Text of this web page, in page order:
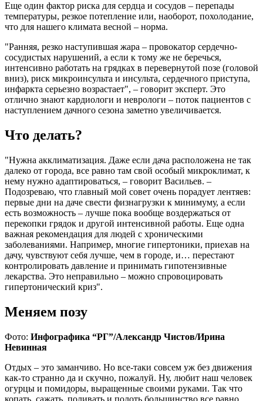
Еще один фактор риска для сердца и сосудов – перепады
температуры, резкое потепление или, наоборот, похолодание,
что для нашего климата весной – норма.
"Ранняя, резко наступившая жара – провокатор сердечно-
сосудистых нарушений, а если к тому же не беречься,
интенсивно работать на грядках в перевернутой позе (головой
вниз), риск микроинсульта и инсульта, сердечного приступа,
инфаркта серьезно возрастает", – говорит эксперт. Это
отлично знают кардиологи и неврологи – поток пациентов с
наступлением дачного сезона заметно увеличивается.
Что делать?
"Нужна акклиматизация. Даже если дача расположена не так
далеко от города, все равно там свой особый микроклимат, к
нему нужно адаптироваться, – говорит Васильев. –
Подозреваю, что главный мой совет очень порадует лентяев:
первые дни на даче свести физнагрузки к минимуму, а если
есть возможность – лучше пока вообще воздержаться от
перекопки грядок и другой интенсивной работы. Еще одна
важная рекомендация для людей с хроническими
заболеваниями. Например, многие гипертоники, приехав на
дачу, чувствуют себя лучше, чем в городе, и… перестают
контролировать давление и принимать гипотензивные
лекарства. Это неправильно – можно спровоцировать
гипертонический криз".
Меняем позу
Фото: Инфографика “РГ”/Александр Чистов/Ирина
Невинная
Отдых – это заманчиво. Но все-таки совсем уж без движения
как-то странно да и скучно, пожалуй. Ну, любит наш человек
огурцы и помидоры, выращенные своими руками. Так что
копать, сажать, поливать и полоть большинство все равно